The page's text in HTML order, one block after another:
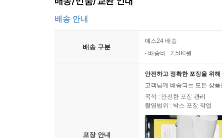
배송 안내
배송 구분
예스24 배송
배송비 : 2,500원
포장 안내
안전하고 정확한 포장을 위
고객님께 배송되는 모든 상
목적 : 안전한 포장 관리
촬영범위 : 박스 포장 작업